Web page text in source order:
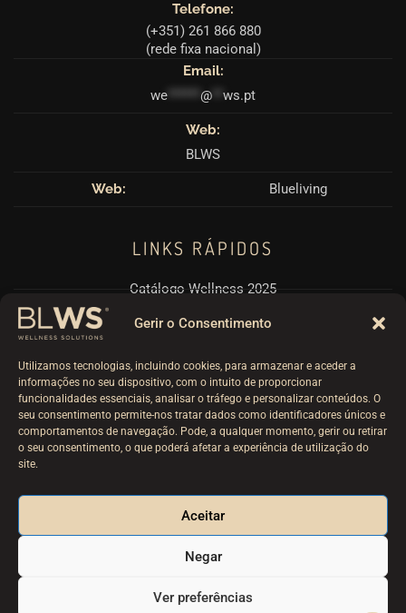
Gerir o Consentimento
Utilizamos tecnologias, incluindo cookies, para armazenar e aceder a
informações no seu dispositivo, com o intuito de proporcionar
funcionalidades essenciais, analisar o tráfego e personalizar conteúdos. O
seu consentimento permite-nos tratar dados como identificadores únicos e
comportamentos de navegação. Pode, a qualquer momento, gerir ou retirar
o seu consentimento, o que poderá afetar a experiência de utilização do
site.
Aceitar
Negar
Ver preferências
Telefone:
(+351) 261 866 880
(rede fixa nacional)
Email:
we ****** @ ws.pt
Web:
BLWS
Web: Blueliving
LINKS RÁPIDOS
Catálogo Wellness 2025
Pérgulas BioClimáticas
Termos e Condições
Livro Reclamações
BLWS – Wellness Solutions
SSWebservices – Especialistas em Criação de Websites &
Soluções Digitais
.